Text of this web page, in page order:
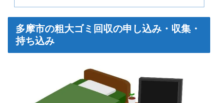
多摩市の粗大ゴミ回収の申し込み・収集・
持ち込み